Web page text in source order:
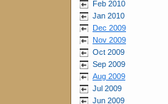
Feb 2010
Jan 2010
Dec 2009
Nov 2009
Oct 2009
Sep 2009
Aug 2009
Jul 2009
Jun 2009